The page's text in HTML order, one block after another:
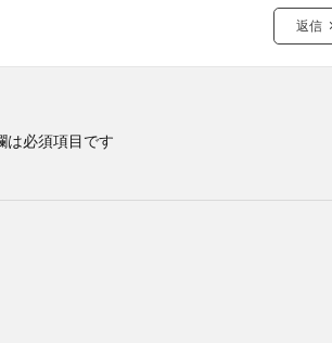
返信
は必須項目です